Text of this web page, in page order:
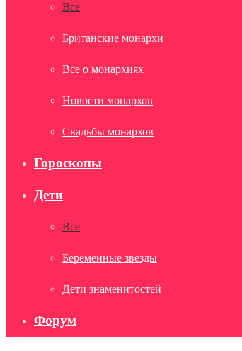
Все
Британские монархи
Все о монархиях
Новости монархов
Свадьбы монархов
Гороскопы
Дети
Все
Беременные звезды
Дети знаменитостей
Форум